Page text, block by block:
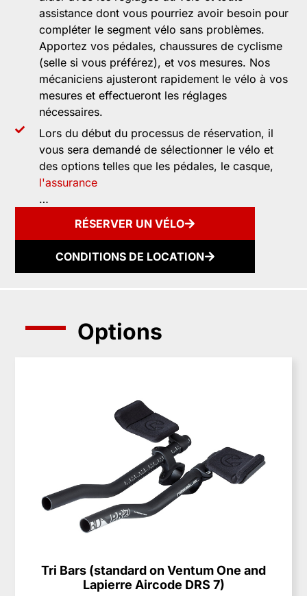
assistance dont vous pourriez avoir besoin pour
compléter le segment vélo sans problèmes.
Apportez vos pédales, chaussures de cyclisme
(selle si vous préférez), et vos mesures. Nos
mécaniciens ajusteront rapidement le vélo à vos
mesures et effectueront les réglages
nécessaires.
Lors du début du processus de réservation, il
vous sera demandé de sélectionner le vélo et
des options telles que les pédales, le casque,
l'assurance
…
RÉSERVER UN VÉLO
CONDITIONS DE LOCATION
Options
Tri Bars (standard on Ventum One and
Lapierre Aircode DRS 7)